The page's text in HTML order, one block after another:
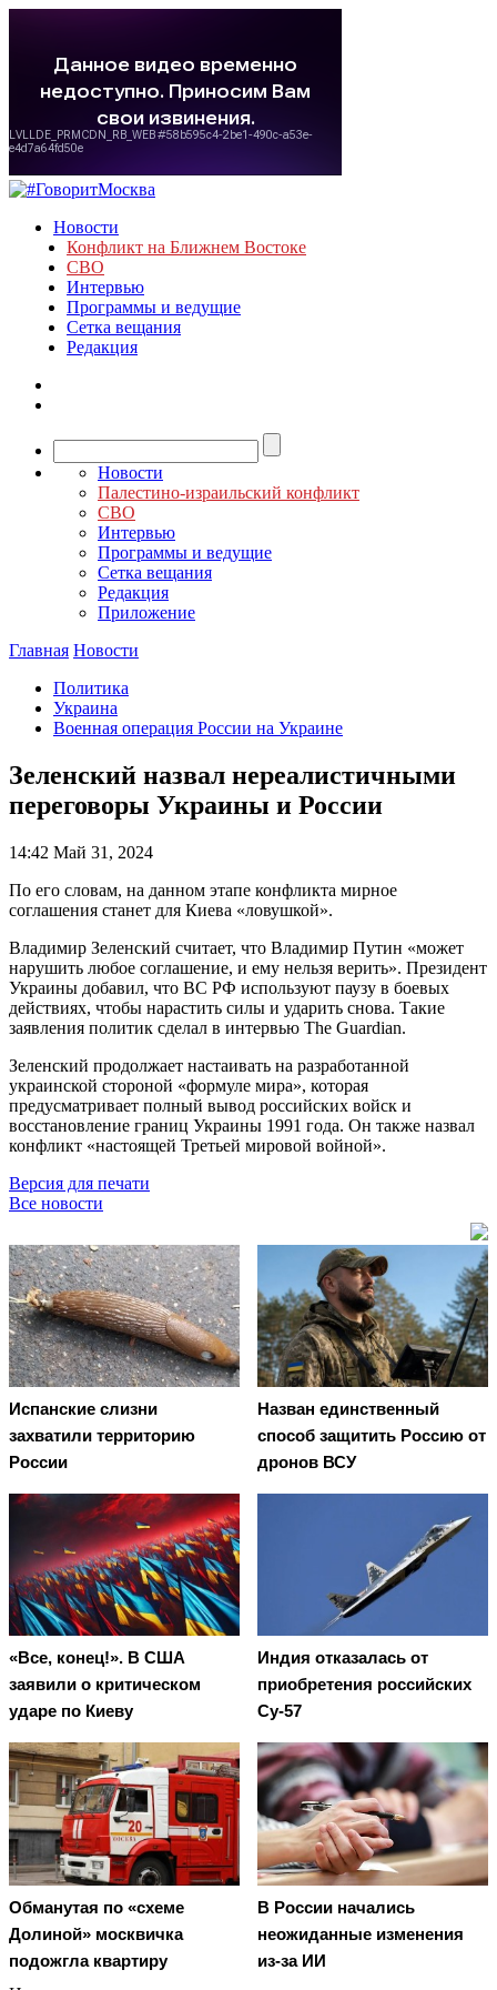
Новости
Конфликт на Ближнем Востоке
СВО
Интервью
Программы и ведущие
Сетка вещания
Редакция
Новости
Палестино-израильский конфликт
СВО
Интервью
Программы и ведущие
Сетка вещания
Редакция
Приложение
Главная Новости
Политика
Украина
Военная операция России на Украине
Зеленский назвал нереалистичными
переговоры Украины и России
14:42 Май 31, 2024
По его словам, на данном этапе конфликта мирное
соглашения станет для Киева «ловушкой».
Владимир Зеленский считает, что Владимир Путин «может
нарушить любое соглашение, и ему нельзя верить». Президент
Украины добавил, что ВС РФ используют паузу в боевых
действиях, чтобы нарастить силы и ударить снова. Такие
заявления политик сделал в интервью The Guardian.
Зеленский продолжает настаивать на разработанной
украинской стороной «формуле мира», которая
предусматривает полный вывод российских войск и
восстановление границ Украины 1991 года. Он также назвал
конфликт «настоящей Третьей мировой войной».
Версия для печати
Все новости
Испанские слизни
захватили территорию
России
Назван единственный
способ защитить Россию от
дронов ВСУ
«Все, конец!». В США
заявили о критическом
ударе по Киеву
Индия отказалась от
приобретения российских
Су-57
Обманутая по «схеме
Долиной» москвичка
подожгла квартиру
В России начались
неожиданные изменения
из-за ИИ